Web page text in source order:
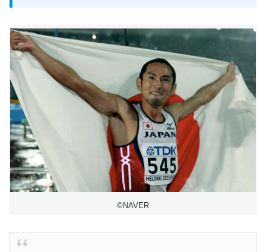
©️NAVER